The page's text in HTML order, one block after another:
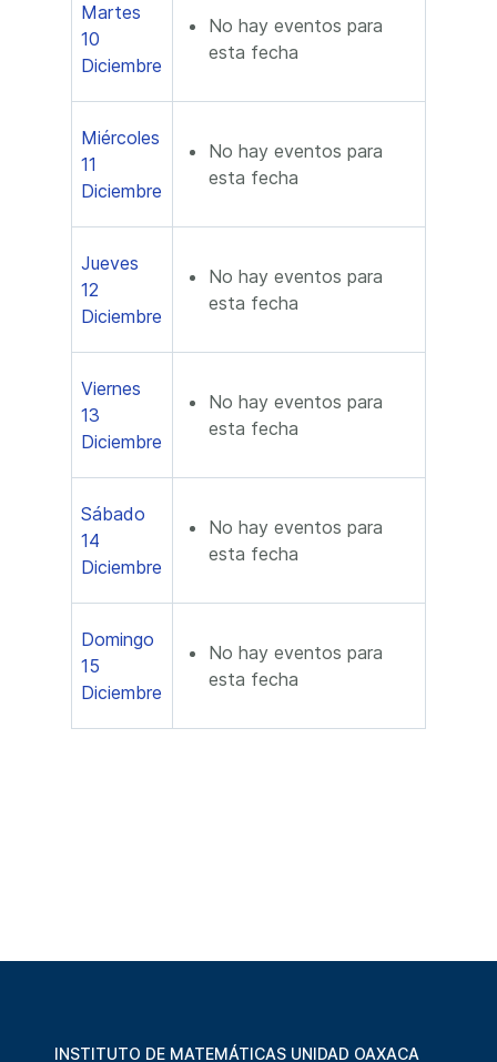
Martes
10
Diciembre
No hay eventos para
esta fecha
Miércoles
11
Diciembre
No hay eventos para
esta fecha
Jueves
12
Diciembre
No hay eventos para
esta fecha
Viernes
13
Diciembre
No hay eventos para
esta fecha
Sábado
14
Diciembre
No hay eventos para
esta fecha
Domingo
15
Diciembre
No hay eventos para
esta fecha
INSTITUTO DE MATEMÁTICAS UNIDAD OAXACA